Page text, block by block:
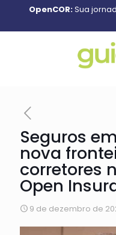
OpenCOR:Sua
Seguros
nova
corretores
Open
9 de dezembro de